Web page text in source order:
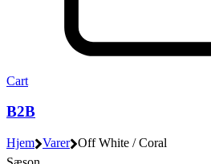
Cart
B2B
Hjem Varer Off White / Coral